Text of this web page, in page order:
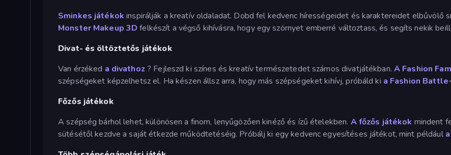
Sminkes játékok inspirálják a kreatív oldaladat. Dobd fel kedvenc hírességeidet és karaktereidet
Monster Makeup 3D felkészít a végső kihívásra, hogy egy szörnyet emberré változtass, és segíts nekik
Divat- és öltöztetős játékok
Van érzéked a divathoz? Fejleszd ki színes és kreatív természetedet számos divatjátékban. A Fashion
szépségeket képzelhetsz el. Ha készen állsz arra, hogy más szépségeket kihívj, próbáld ki a Fashion
Főzős játékok
A szépség bárhol lehet, különösen a finom, lenyűgözően kinéző és ízű ételekben. A főzős játékok mindent
sütésétől kezdve a saját étkezde működtetéséig. Próbálj ki egy kedvenc egyesítéses játékot, mint például